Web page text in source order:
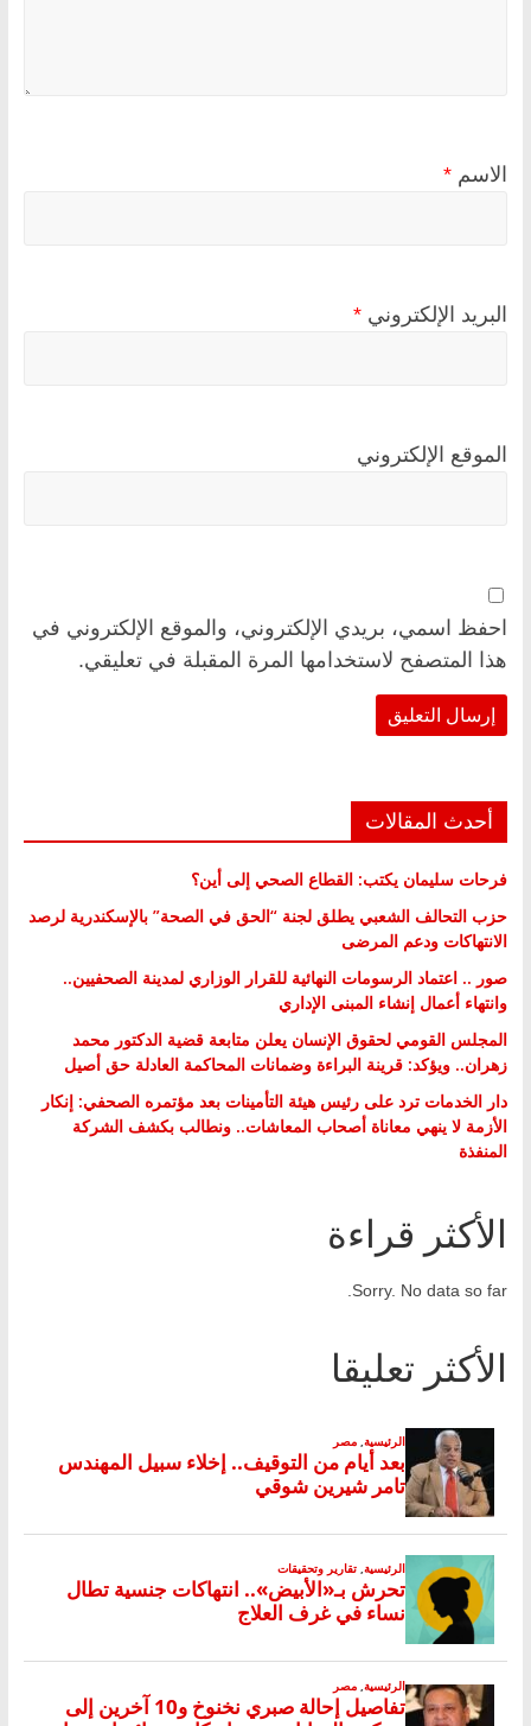
الاسم *
البريد الإلكتروني *
الموقع الإلكتروني
احفظ اسمي، بريدي الإلكتروني، والموقع الإلكتروني في
هذا المتصفح لاستخدامها المرة المقبلة في تعليقي.
أحدث المقالات
فرحات سليمان يكتب: القطاع الصحي إلى أين؟
حزب التحالف الشعبي يطلق لجنة “الحق في الصحة” بالإسكندرية لرصد
الانتهاكات ودعم المرضى
صور .. اعتماد الرسومات النهائية للقرار الوزاري لمدينة الصحفيين..
وانتهاء أعمال إنشاء المبنى الإداري
المجلس القومي لحقوق الإنسان يعلن متابعة قضية الدكتور محمد
زهران.. ويؤكد: قرينة البراءة وضمانات المحاكمة العادلة حق أصيل
دار الخدمات ترد على رئيس هيئة التأمينات بعد مؤتمره الصحفي: إنكار
الأزمة لا ينهي معاناة أصحاب المعاشات.. ونطالب بكشف الشركة
المنفذة
الأكثر قراءة
Sorry. No data so far.
الأكثر تعليقا